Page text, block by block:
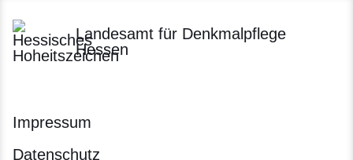
Landesamt für Denkmalpflege
Hessen
Impressum
Datenschutz